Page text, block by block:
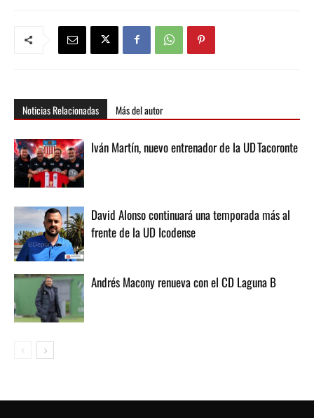
Noticias Relacionadas Más del autor
Iván Martín, nuevo entrenador de la UD Tacoronte
David Alonso continuará una temporada más al
frente de la UD Icodense
Andrés Macony renueva con el CD Laguna B